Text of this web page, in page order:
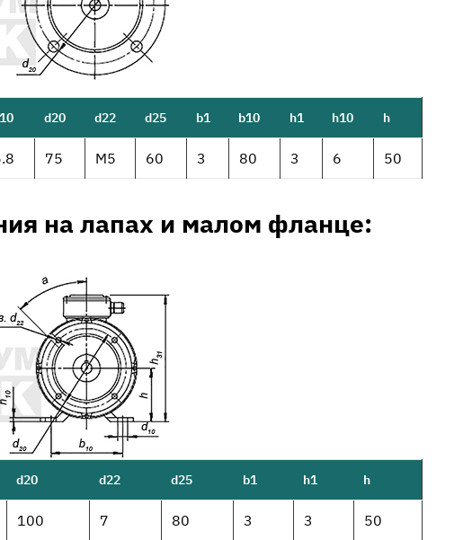
d20 d22 d25 b1 b10 h1 h10 h
75 М5 60 3 80 3 6 50
на лапах и малом фланце:
d20 d22 d25 b1 h1 h
100 7 80 3 3 50